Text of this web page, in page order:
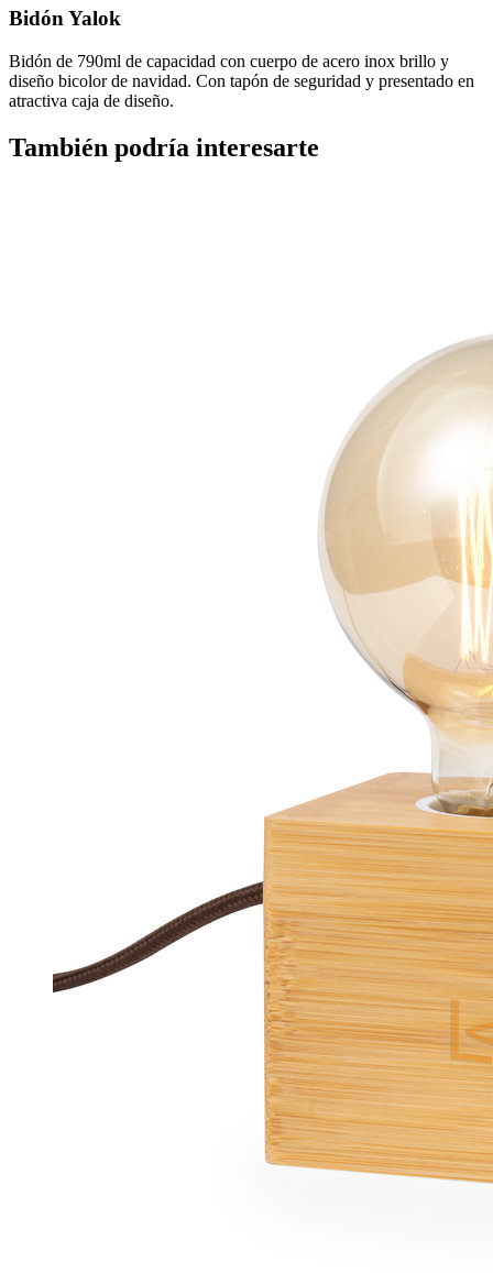
Bidón Yalok
Bidón de 790ml de capacidad con cuerpo de acero inox brillo y
diseño bicolor de navidad. Con tapón de seguridad y presentado en
atractiva caja de diseño.
También podría interesarte